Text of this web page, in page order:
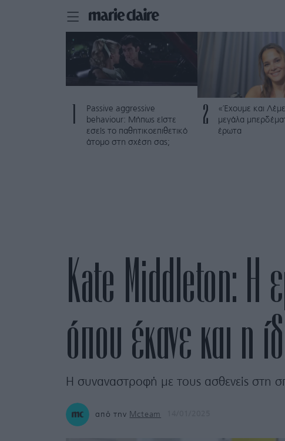
Passive aggressive
behaviour: Μήπως είστε
εσείς το παθητικοεπιθετικό
άτομο στη σχέση σας;
2
«Έχουμε και
μεγάλα
έρωτα
Kate Middleton: Η
όπου έκανε και η
Η συναναστροφή με τους ασθενείς στη
από την Mcteam